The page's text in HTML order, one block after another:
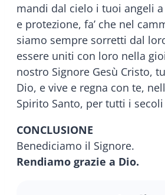
mandi dal cielo i tuoi angeli
e protezione, fa’ che nel
siamo sempre sorretti dal
essere uniti con loro nella
nostro Signore Gesù Cristo,
Dio, e vive e regna con te,
Spirito Santo, per tutti i
CONCLUSIONE
Benediciamo il Signore.
Rendiamo grazie a Dio.